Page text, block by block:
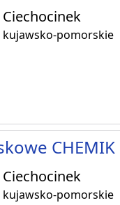
Ciechocinek
kujawsko-pomorskie
CHEMIK
Ciechocinek
kujawsko-pomorskie